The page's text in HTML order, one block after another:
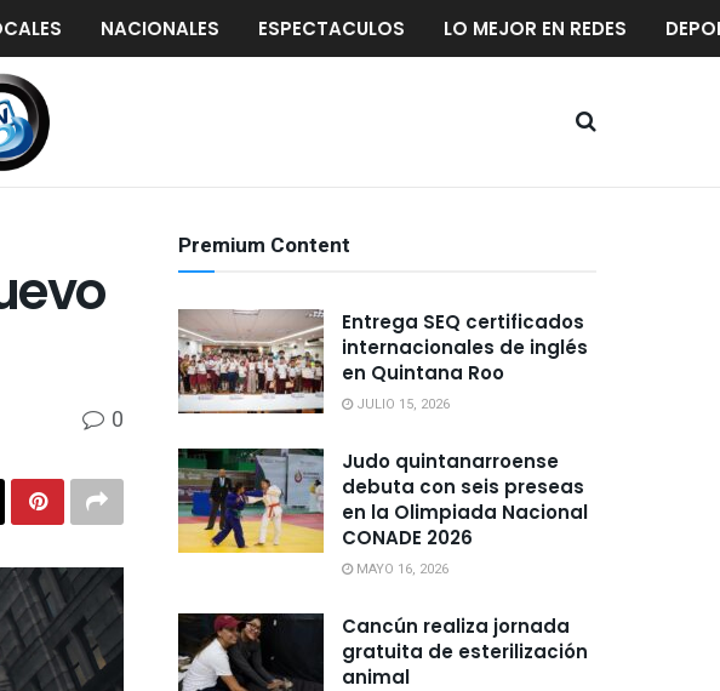
NACIONALES ESPECTACULOS LO MEJOR EN REDES
0
Premium Content
Entrega SEQ certificados
internacionales de inglés
en Quintana Roo
JULIO 15, 2026
Judo quintanarroense
debuta con seis preseas
en la Olimpiada Nacional
CONADE 2026
MAYO 16, 2026
Cancún realiza jornada
gratuita de esterilización
animal